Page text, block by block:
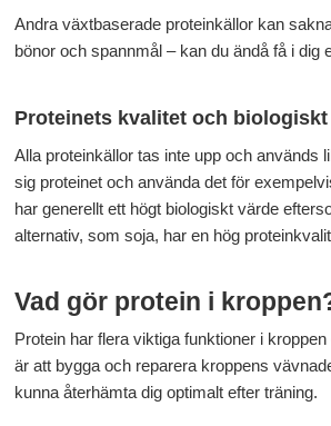
Andra växtbaserade proteinkällor kan
bönor och spannmål – kan du ändå få i dig
Proteinets kvalitet och biologiskt
Alla proteinkällor tas inte upp och används
sig proteinet och använda det för
har generellt ett högt biologiskt värde
alternativ, som soja, har en hög
Vad gör protein i
Protein har flera viktiga funktioner i
är att bygga och reparera kroppens
kunna återhämta dig optimalt efter träning.